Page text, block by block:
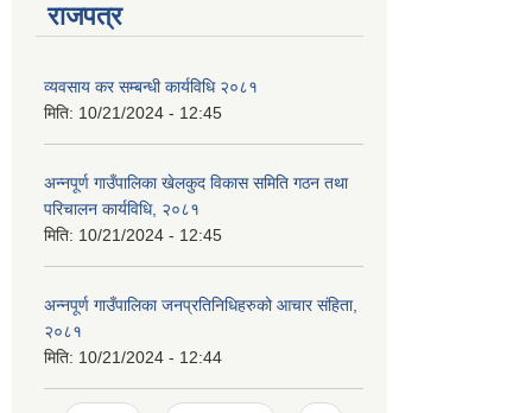
राजपत्र
व्यवसाय कर सम्बन्धी कार्यविधि २०८१
मिति: 10/21/2024 - 12:45
अन्नपूर्ण गाउँपालिका खेलकुद विकास समिति गठन तथा
परिचालन कार्यविधि, २०८१
मिति: 10/21/2024 - 12:45
अन्नपूर्ण गाउँपालिका जनप्रतिनिधिहरुको आचार संहिता,
२०८१
मिति: 10/21/2024 - 12:44